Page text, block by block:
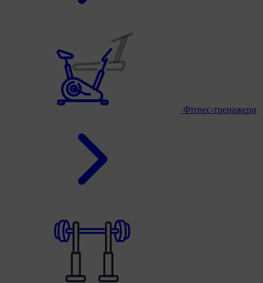
Фітнес-тренажери